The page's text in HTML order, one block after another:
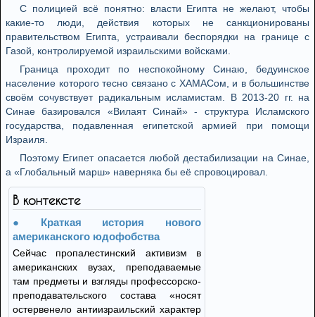
С полицией всё понятно: власти Египта не желают, чтобы
какие-то люди, действия которых не санкционированы
правительством Египта, устраивали беспорядки на границе с
Газой, контролируемой израильскими войсками.
Граница проходит по неспокойному Синаю, бедуинское
население которого тесно связано с ХАМАСом, и в большинстве
своём сочувствует радикальным исламистам. В 2013-20 гг. на
Синае базировался «Вилаят Синай» - структура Исламского
государства, подавленная египетской армией при помощи
Израиля.
Поэтому Египет опасается любой дестабилизации на Синае,
а «Глобальный марш» наверняка бы её спровоцировал.
В контексте
Краткая история нового
американского юдофобства
Сейчас пропалестинский активизм в
американских вузах, преподаваемые
там предметы и взгляды профессорско-
преподавательского состава «носят
остервенело антиизраильский характер